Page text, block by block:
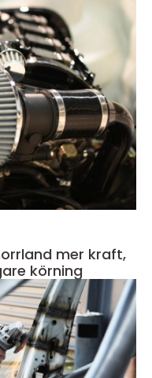
kraft,
körning